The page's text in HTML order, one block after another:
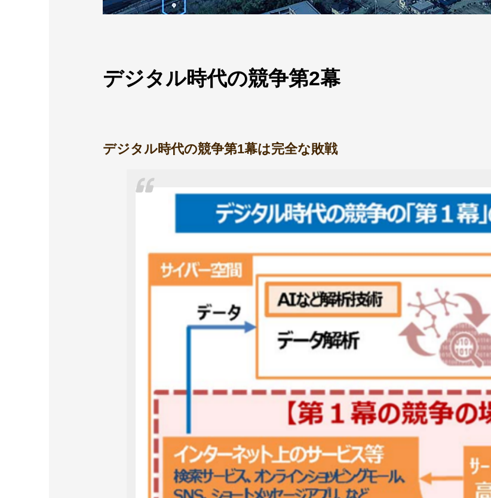
デジタル時代の競争第2幕
デジタル時代の競争第1幕は完全な敗戦